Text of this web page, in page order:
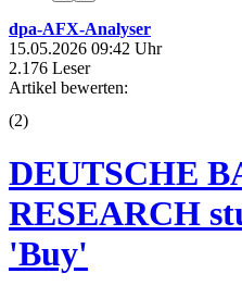
dpa-AFX-Analyser
15.05.2026 09:42 Uhr
2.176 Leser
Artikel bewerten:
(2)
DEUTSCHE
RESEARCH
'Buy'